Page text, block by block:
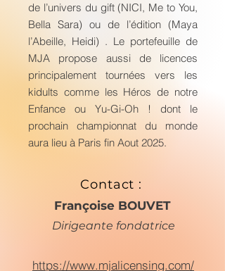
de l’univers du gift (NICI, Me to You,
Bella Sara) ou de l’édition (Maya
l’Abeille, Heidi) . Le portefeuille de
MJA propose aussi de licences
principalement tournées vers les
kidults comme les Héros de notre
Enfance ou Yu-Gi-Oh ! dont le
prochain championnat du monde
aura lieu à Paris fin Aout 2025.
Contact :
Françoise BOUVET
Dirigeante fondatrice
https://www.mjalicensing.com/